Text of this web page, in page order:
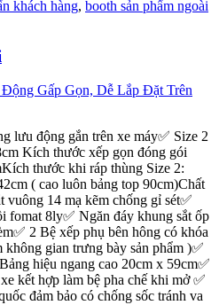
khách hàng, booth sản phẩm ngoài
lưu động gắn trên xe máy✅ Size 2
Kích thước xếp gọn đóng gói
thước khi ráp thùng Size 2:
( cao luôn bảng top 90cm)Chất
vuông 14 mạ kẽm chống gỉ sét✅
fomat 8ly✅ Ngăn đáy khung sắt ốp
2 Bệ xếp phụ bên hông có khóa
gian trưng bày sản phẩm )✅
hiệu ngang cao 20cm x 59cm✅
kết hợp làm bệ pha chế khi mở ✅
đảm bảo có chống sốc tránh va